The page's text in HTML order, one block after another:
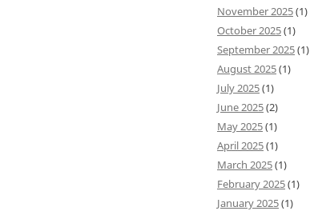
November 2025(1)
October 2025(1)
September 2025(1)
August 2025(1)
July 2025(1)
June 2025(2)
May 2025(1)
April 2025(1)
March 2025(1)
February 2025(1)
January 2025(1)